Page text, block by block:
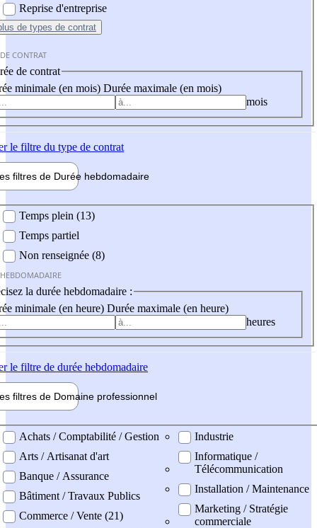
Reprise d'entreprise
de types de contrat
CONTRAT
de contrat
minimale (en mois) Durée maximale (en mois)
mois
le filtre du type de contrat
filtres de Durée hebdomadaire
Temps plein (13)
Temps partiel
Non renseignée (8)
la durée hebdomadaire :
minimale (en heure) Durée maximale (en heure)
heures
le filtre de durée hebdomadaire
filtres de Domaine professionnel
professionel
Achats / Comptabilité / Gestion
Arts / Artisanat d'art
Banque / Assurance
Bâtiment / Travaux Publics
Commerce / Vente (21)
Industrie
Informatique /
Télécommunication
Installation / Maintenance
Marketing / Stratégie
commerciale